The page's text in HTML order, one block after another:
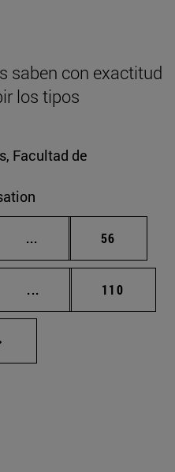
saben con exactitud
los tipos
Facultad de
... Páginas intermedias
Página
56
... Páginas intermedias
Página
110